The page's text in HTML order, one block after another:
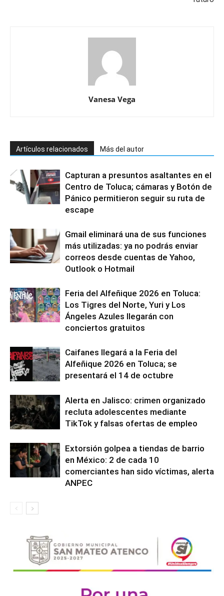
Vanesa Vega
Artículos relacionados Más del autor
Capturan a presuntos asaltantes en el
Centro de Toluca; cámaras y Botón de
Pánico permitieron seguir su ruta de
escape
Gmail eliminará una de sus funciones
más utilizadas: ya no podrás enviar
correos desde cuentas de Yahoo,
Outlook o Hotmail
Feria del Alfeñique 2026 en Toluca:
Los Tigres del Norte, Yuri y Los
Ángeles Azules llegarán con
conciertos gratuitos
Caifanes llegará a la Feria del
Alfeñique 2026 en Toluca; se
presentará el 14 de octubre
Alerta en Jalisco: crimen organizado
recluta adolescentes mediante
TikTok y falsas ofertas de empleo
Extorsión golpea a tiendas de barrio
en México: 2 de cada 10
comerciantes han sido víctimas, alerta
ANPEC